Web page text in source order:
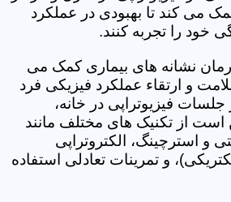
می کند تا بهبودی در عملکرد
خود را تجربه کنند.
نشانه های بیماری کمک می
و ارتقاء عملکرد فیزیکی فرد
فیزیوتراپی در خانه،
است از تکنیک های مختلف مانند
و استرچینگ، الکتروتراپی
و تمرینات تعادلی استفاده